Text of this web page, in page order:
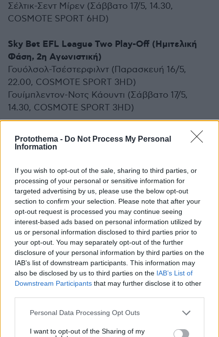
Protothema - Do Not Process My Personal
Information
If you wish to opt-out of the sale, sharing to third parties, or
processing of your personal or sensitive information for
targeted advertising by us, please use the below opt-out
section to confirm your selection. Please note that after your
opt-out request is processed you may continue seeing
interest-based ads based on personal information utilized by
us or personal information disclosed to third parties prior to
your opt-out. You may separately opt-out of the further
disclosure of your personal information by third parties on the
IAB’s list of downstream participants. This information may
also be disclosed by us to third parties on the IAB’s List of
Downstream Participants that may further disclose it to other
Please note that this website/app uses one or more Google
not limited to your visit or usage behaviour. You may click to
Personal Data Processing Opt Outs
I want to opt-out of the Sharing of my
Σέλτικ-Σεντ Μίρεν (Σάββατο 17/5, 14.30,
COSMOTE SPORT 6HD)
Sky Bet EFL League Two Play-Off (Ημιτελική
Φάση, 2η Αγωνιστική)
Γουόλσολ-Τσέστερφιλντ (Παρασκευή 16/5,
22.00, COSMOTE SPORT 3HD)
Γουίμπλεντον-Νοτς Κάουντι (Σάββατο 17/5,
14.30, COSMOTE SPORT 3HD)
Copa Libertadores (Φάση Ομίλων, 5η
Αγωνιστική, COSMOTE SPORT 3HD)
16/5, 03.30)
ΜΠΑΣΚΕΤ
ΝΒΑ (Playoffs Conference Semifinals)
Νιου Γιορκ Νικς-Μπόστον Σέλτικς (Σάββατο
17/5, 03.00, COSMOTE SPORT 4HD)
Οκλαχόμα Σίτι Θάντερ-Ντένβερ Νάγκετς
(Κυριακή 18/5, 22.30, COSMOTE SPORT 4HD)
WNBA Regular Season
Νιου Γιορκ Λίμπερτι-Λας Βέγκας Έισις